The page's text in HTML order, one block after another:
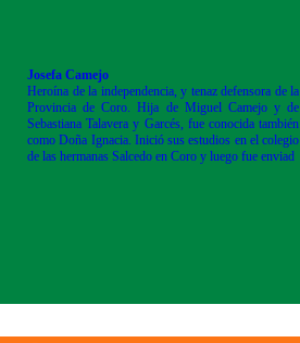
Josefa Camejo
Heroína de la independencia, y tenaz defensora de la
Provincia de Coro. Hija de Miguel Camejo y de
Sebastiana Talavera y Garcés, fue conocida también
como Doña Ignacia. Inició sus estudios en el colegio
de las hermanas Salcedo en Coro y luego fue enviad